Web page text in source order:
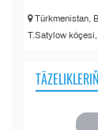
Türkmenistan,
T.Satylow köçesi,